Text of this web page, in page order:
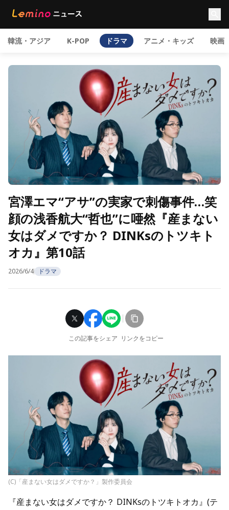
韓流・アジア K-POP ドラマ アニメ・キッズ 映画
宮澤エマ“アサ”の実家で刺傷事件…笑
顔の浅香航大“哲也”に唖然『産まない
女はダメですか？ DINKsのトツキト
オカ』第10話
2026/6/4 ドラマ
この記事をシェア リンクをコピー
(C)「産まない女はダメですか？」製作委員会
『産まない女はダメですか？ DINKsのトツキトオカ』(テ